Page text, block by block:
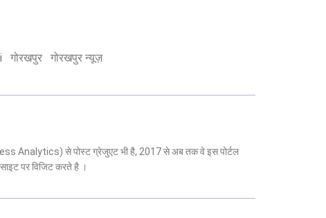
गोरखपुर गोरखपुर न्यूज़
Analytics) से पोस्ट ग्रेजुएट भी है, 2017 से अब तक वे इस पोर्टल
पर विजिट करते है ।